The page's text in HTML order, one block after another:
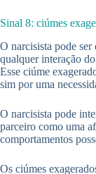
Sinal 8: ciúmes
O narcisista pode ser
qualquer interação
Esse ciúme
sim por uma
O narcisista pode
parceiro como uma
comportamentos
Os ciúmes